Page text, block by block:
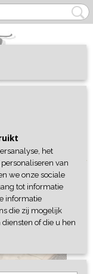
het
van
we onze sociale
tot informatie
informatie
die zij mogelijk
of die u hen